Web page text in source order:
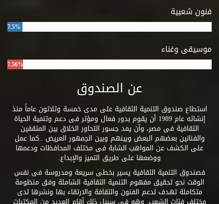
فنون شعبية
7.5%
موسيقى وغناء
7.56%
عن الصندوق
استطاع صندوق التنمية الثقافية على مدى خمسة وثلاثون عاماً منذ
إنشائه عام 1989 أن يقوم بدور فعال ومؤثر فى دعم وتنمية الحياة
الثقافية فى مصر، وأن يمد جسور التحاور الخلاق بين المثقفين
والفنانين بعضهم البعض وبينهم وبين الجمهور العريض ..كما عمل
على الكشف عن المواهب الشابة فى مختلف المحافظات ودعمها
ووضعها على طريق التميز والإبداع.
فصندوق التنمية الثقافية يسير بخطى سريعة ومدروسة فى نفس
الوقت نحو تحقيق مفهوم التنمية الثقافية الشاملة وفق منظومة
متكاملة تهدف لدعم الفنون والثقافة والارتقاء بها ونشرها لدى